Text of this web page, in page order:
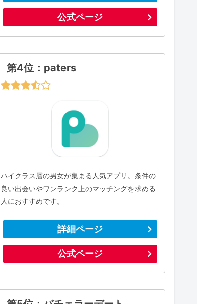
公式ページ
第4位：paters
ハイクラス層の男女が集まる人気アプリ。条件の
良い出会いやワンランク上のマッチングを求める
人におすすめです。
詳細ページ
公式ページ